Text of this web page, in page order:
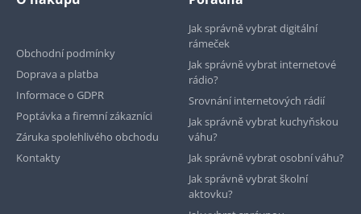
Obchodní podmínky
Doprava a platba
Informace o GDPR
Poptávka a firemní zákazníci
Záruka spolehlivého obchodu
Kontakty
Jak správně vybrat digitální
rámeček
Jak správně vybrat internetové
rádio?
Srovnání internetových rádií
Jak správně vybrat kuchyňskou
váhu?
Jak správně vybrat osobní váhu?
Jak správně vybrat školní
aktovku?